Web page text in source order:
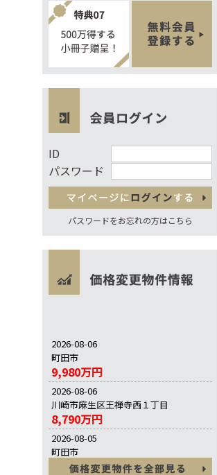
ID
パスワード
パスワードをお忘れの方はこちら
2026-08-06
町田市
9,980万円
2026-08-06
川崎市麻生区王禅寺西１丁目
8,790万円
2026-08-05
町田市
6,990万円